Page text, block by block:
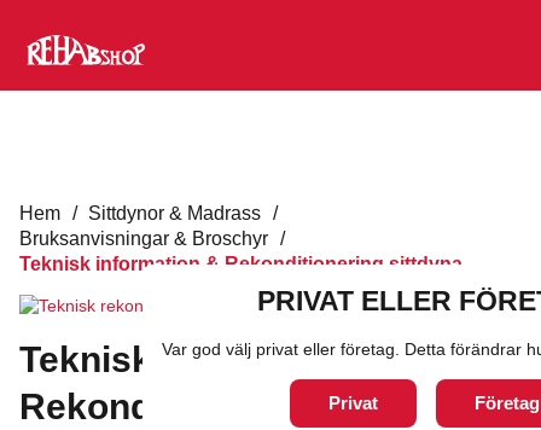
Hem / Sittdynor & Madrass /
Bruksanvisningar & Broschyr /
Teknisk information & Rekonditionering sittdyna
Teknisk information &
Rekonditionering sittdyna
PRIVAT ELLER
Var god välj privat eller företag. Detta förändrar
Privat Företag